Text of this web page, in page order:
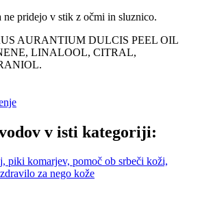
ne pridejo v stik z očmi in sluznico.
AURANTIUM DULCIS PEEL OIL
LINALOOL, CITRAL,
v isti kategoriji: